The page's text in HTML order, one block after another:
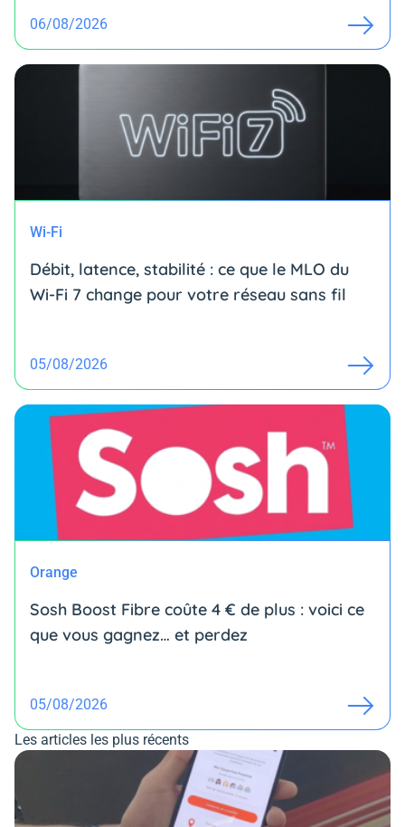
06/08/2026
Wi-Fi
Débit, latence, stabilité : ce que le MLO du
Wi-Fi 7 change pour votre réseau sans fil
05/08/2026
Orange
Sosh Boost Fibre coûte 4 € de plus : voici ce
que vous gagnez… et perdez
05/08/2026
Les articles les plus récents